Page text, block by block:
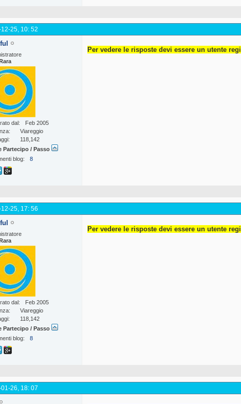
25, 10: 52
dal
Feb 2005
Viareggio
118,142
Partecipo / Passo
blog
8
Per vedere le risposte devi essere un utente
25, 17: 56
dal
Feb 2005
Viareggio
118,142
Partecipo / Passo
blog
8
Per vedere le risposte devi essere un utente
26, 18: 07